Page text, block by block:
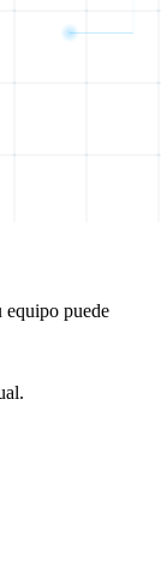
equipo puede